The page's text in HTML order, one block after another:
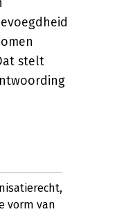
stelt
vorm van